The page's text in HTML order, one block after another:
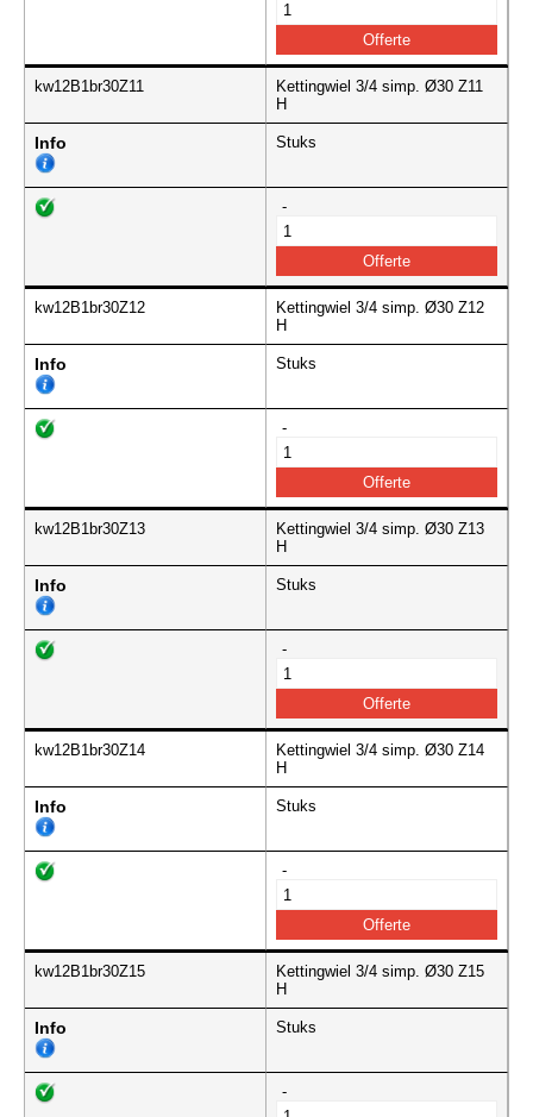
kw12B1br30Z11
Kettingwiel 3/4 simp. Ø30 Z11
H
Info Stuks
-
kw12B1br30Z12
Kettingwiel 3/4 simp. Ø30 Z12
H
Info Stuks
-
kw12B1br30Z13
Kettingwiel 3/4 simp. Ø30 Z13
H
Info Stuks
-
kw12B1br30Z14
Kettingwiel 3/4 simp. Ø30 Z14
H
Info Stuks
-
kw12B1br30Z15
Kettingwiel 3/4 simp. Ø30 Z15
H
Info Stuks
-